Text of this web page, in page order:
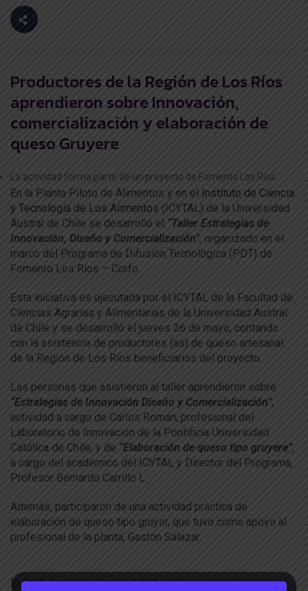
Productores de la Región de Los Ríos
aprendieron sobre Innovación,
comercialización y elaboración de
queso Gruyere
La actividad forma parte de un proyecto de Fomento Los Ríos.
En la Planta Piloto de Alimentos y en el
Instituto de Ciencia
y Tecnología de Los Alimentos (ICYTAL) de la Universidad
Austral de Chile se desarrolló el “Taller Estrategias de
Innovación, Diseño y Comercialización”, organizado en el
marco del Programa de Difusión Tecnológica (PDT) de
Fomento Los Ríos – Corfo.
Esta iniciativa es ejecutada por el ICYTAL de la Facultad de
Ciencias Agrarias y Alimentarias de la Universidad Austral
de Chile y se desarrolló el jueves 26 de mayo, contando
con la asistencia de productores (as) de queso artesanal
de la Región de Los Ríos beneficiarios del proyecto.
Las personas que asistieron al taller aprendieron sobre
“Estrategias de Innovación Diseño y Comercialización”,
actividad a cargo de Carlos Román, profesional del
Laboratorio de Innovación de la Pontificia Universidad
Católica de Chile; y de “Elaboración de queso tipo gruyere”,
a cargo del académico del ICYTAL y Director del Programa,
Profesor Bernardo Carrillo L.
Además, participaron de una actividad práctica de
elaboración de queso tipo gruyer, que tuvo como apoyo al
profesional de la planta, Gastón Salazar.
El Prof. Bernardo Carillo, indicó que se escogió elaborar